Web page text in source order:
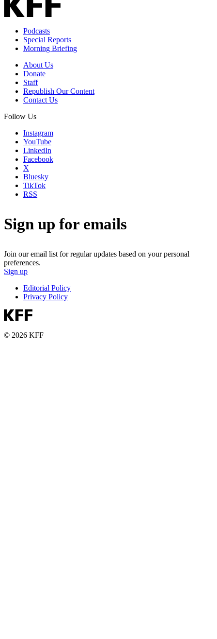
Podcasts
Special Reports
Morning Briefing
About Us
Donate
Staff
Republish Our Content
Contact Us
Follow Us
Instagram
YouTube
LinkedIn
Facebook
X
Bluesky
TikTok
RSS
Sign up for emails
Join our email list for regular updates based on your personal
preferences.
Sign up
Editorial Policy
Privacy Policy
© 2026 KFF